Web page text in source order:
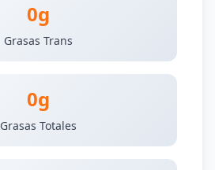
0g
Grasas Trans
0g
Grasas Totales